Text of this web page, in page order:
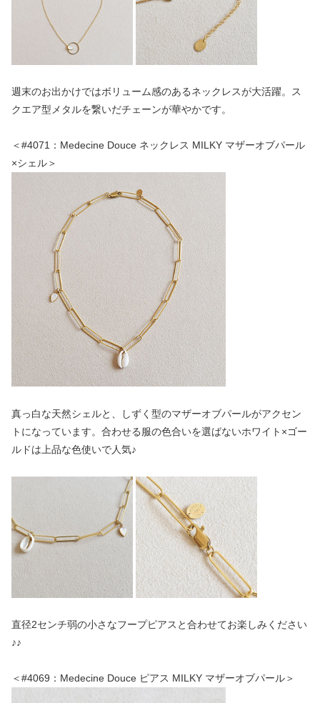
週末のお出かけではボリューム感のあるネックレスが大活躍。ス
クエア型メタルを繋いだチェーンが華やかです。
＜#4071：Medecine Douce ネックレス MILKY マザーオブパール
×シェル＞
真っ白な天然シェルと、しずく型のマザーオブパールがアクセン
トになっています。合わせる服の色合いを選ばないホワイト×ゴー
ルドは上品な色使いで人気♪
直径2センチ弱の小さなフープピアスと合わせてお楽しみください
♪♪
＜#4069：Medecine Douce ピアス MILKY マザーオブパール＞